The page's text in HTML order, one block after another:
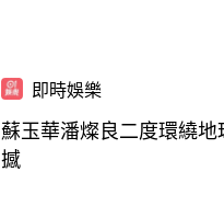
即時娛樂
蘇玉華潘燦良二度環繞
撼